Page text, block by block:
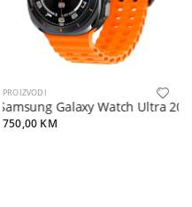
LTE 47mm Titanium White
PROIZVODI
Samsung Galaxy Watch Ultra
750,00 KM